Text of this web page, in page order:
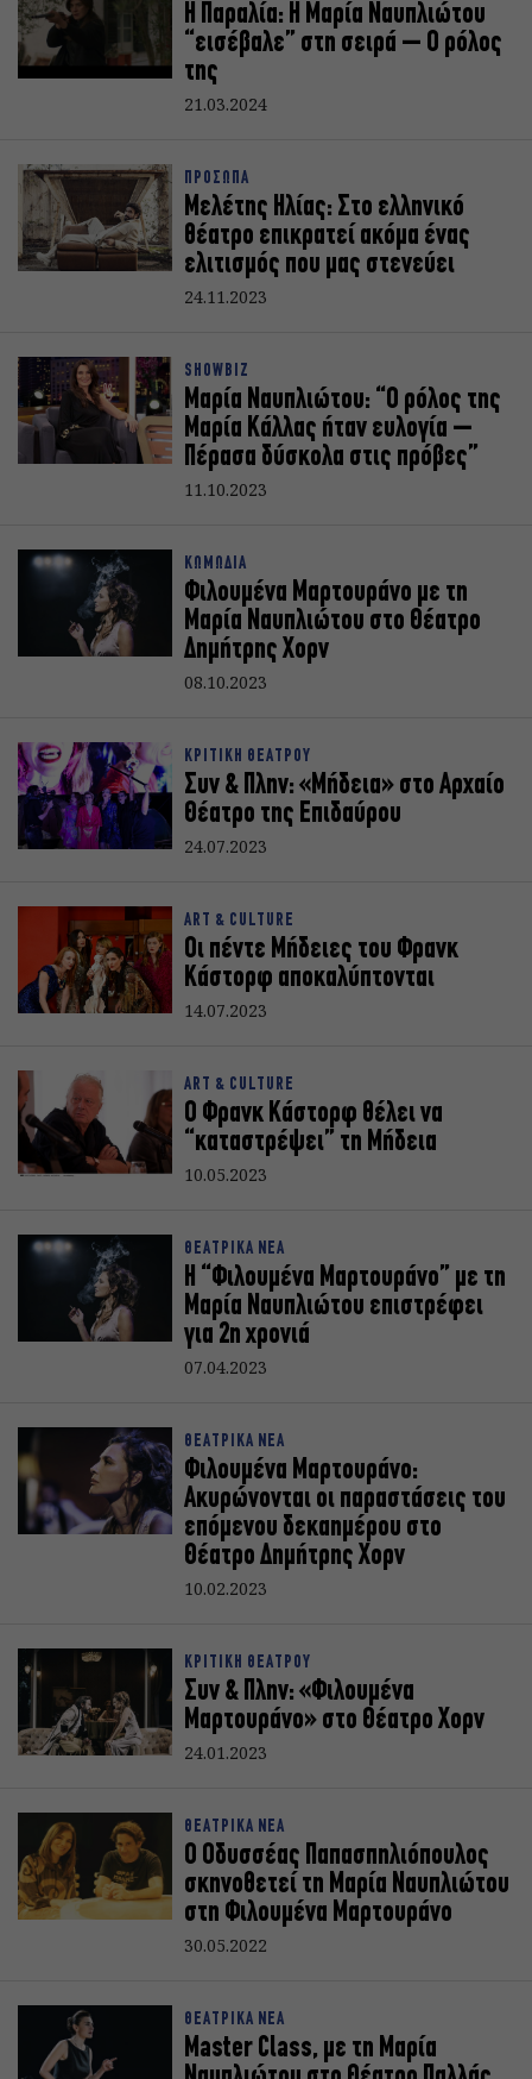
Η Παραλία: Η Μαρία Ναυπλιώτου
“εισέβαλε” στη σειρά – Ο ρόλος
της
21.03.2024
ΠΡΟΣΩΠΑ
Μελέτης Ηλίας: Στο ελληνικό
θέατρο επικρατεί ακόμα ένας
ελιτισμός που μας στενεύει
24.11.2023
SHOWBIZ
Μαρία Ναυπλιώτου: “Ο ρόλος της
Μαρία Κάλλας ήταν ευλογία –
Πέρασα δύσκολα στις πρόβες”
11.10.2023
ΚΩΜΩΔΙΑ
Φιλουμένα Μαρτουράνο με τη
Μαρία Ναυπλιώτου στο Θέατρο
Δημήτρης Χορν
08.10.2023
ΚΡΙΤΙΚΗ ΘΕΑΤΡΟΥ
Συν & Πλην: «Μήδεια» στο Αρχαίο
Θέατρο της Επιδαύρου
24.07.2023
ART & CULTURE
Οι πέντε Μήδειες του Φρανκ
Κάστορφ αποκαλύπτονται
14.07.2023
ART & CULTURE
Ο Φρανκ Κάστορφ θέλει να
“καταστρέψει” τη Μήδεια
10.05.2023
ΘΕΑΤΡΙΚΑ ΝΕΑ
H “Φιλουμένα Μαρτουράνο” με τη
Μαρία Ναυπλιώτου επιστρέφει
για 2η χρονιά
07.04.2023
ΘΕΑΤΡΙΚΑ ΝΕΑ
Φιλουμένα Μαρτουράνο:
Ακυρώνονται οι παραστάσεις του
επόμενου δεκαημέρου στο
Θέατρο Δημήτρης Χορν
10.02.2023
ΚΡΙΤΙΚΗ ΘΕΑΤΡΟΥ
Συν & Πλην: «Φιλουμένα
Μαρτουράνο» στο Θέατρο Χορν
24.01.2023
ΘΕΑΤΡΙΚΑ ΝΕΑ
Ο Οδυσσέας Παπασπηλιόπουλος
σκηνοθετεί τη Μαρία Ναυπλιώτου
στη Φιλουμένα Μαρτουράνο
30.05.2022
ΘΕΑΤΡΙΚΑ ΝΕΑ
Master Class, με τη Μαρία